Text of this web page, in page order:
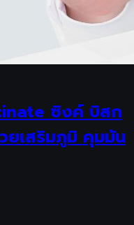
ซิงค์ บิสก
เสริมภูมิ คุมมัน